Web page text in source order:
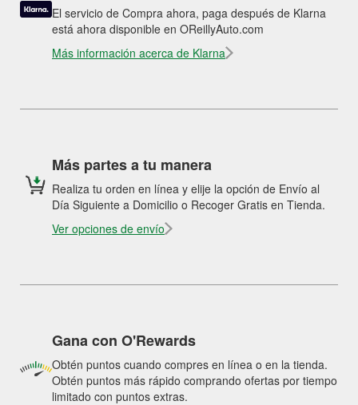
El servicio de Compra ahora, paga después de Klarna
está ahora disponible en OReillyAuto.com
Más información acerca de Klarna
Más partes a tu manera
Realiza tu orden en línea y elije la opción de Envío al
Día Siguiente a Domicilio o Recoger Gratis en Tienda.
Ver opciones de envío
Gana con O'Rewards
Obtén puntos cuando compres en línea o en la tienda.
Obtén puntos más rápido comprando ofertas por tiempo
limitado con puntos extras.